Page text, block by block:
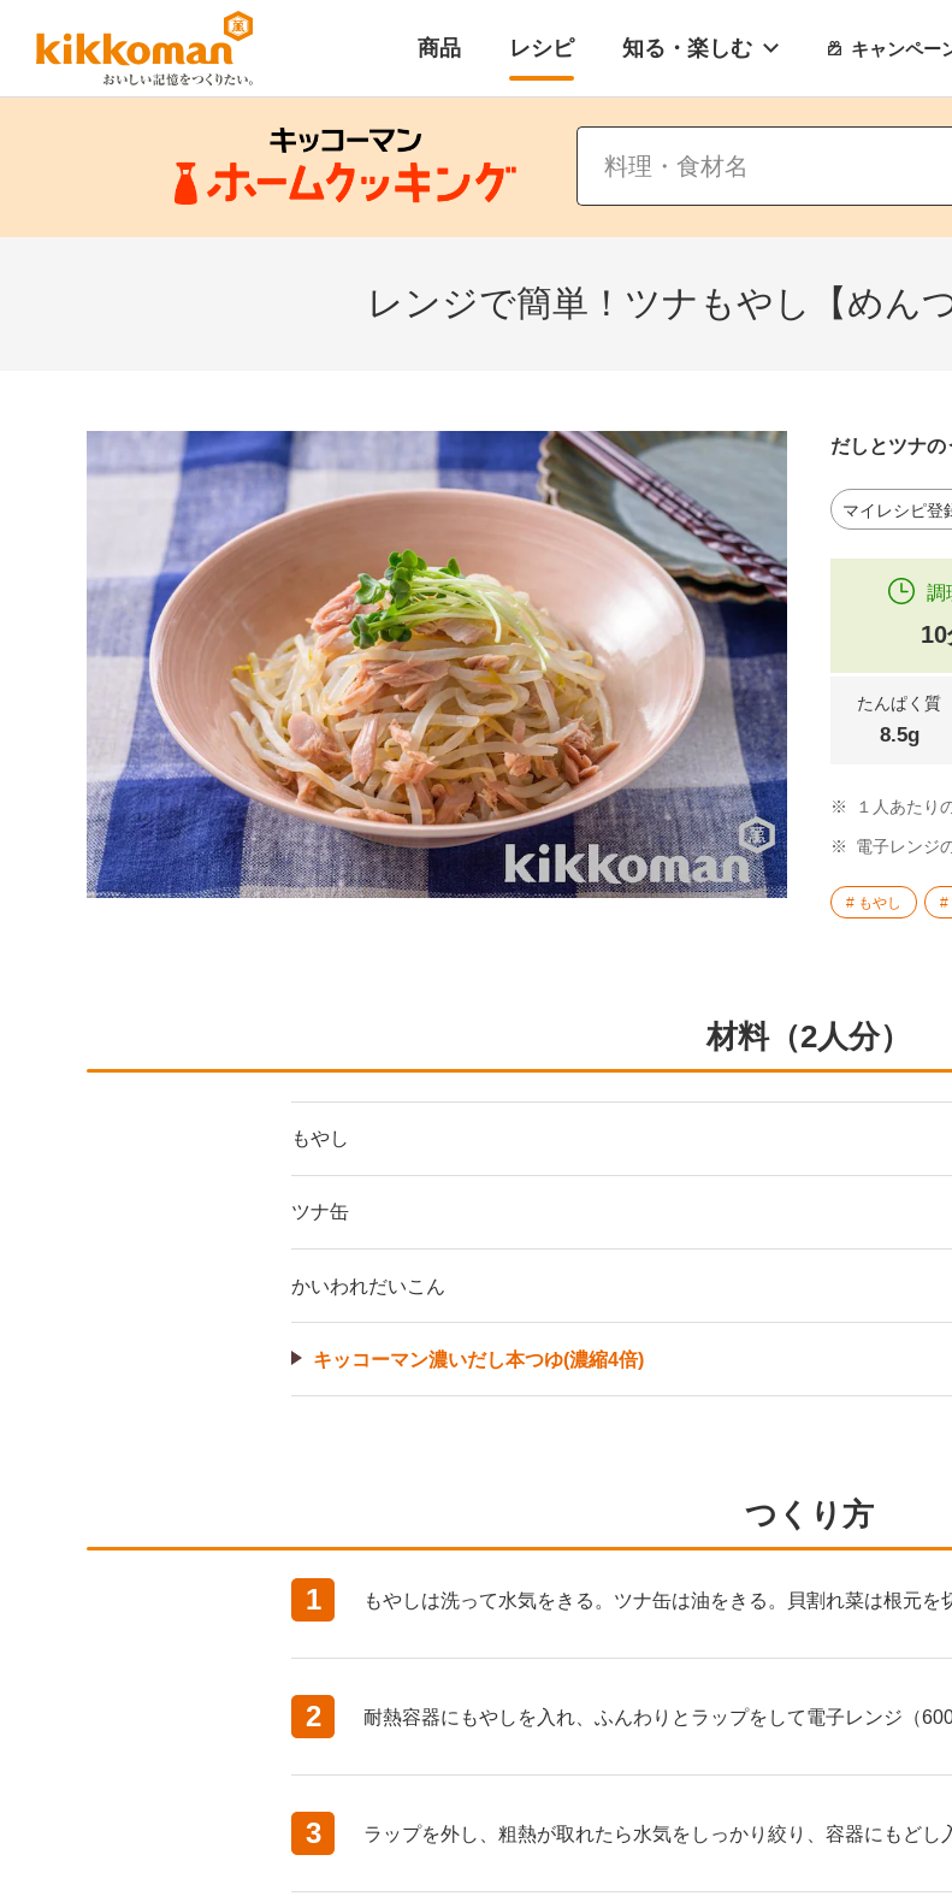
商品 レシピ 知る・楽しむ キャンペー
レンジで簡単！ツナもやし【めん
だしとツナ
マイレシピ登
調
たんぱく質
8.5g
※ １人あたり
※ 電子レンジ
もやし
材料（2人分）
もやし
ツナ缶
かいわれだいこん
キッコーマン濃いだし本つゆ(濃縮4倍)
つくり方
1 もやしは洗って水気をきる。ツナ缶は油をきる。貝割れ菜は根元を
2 耐熱容器にもやしを入れ、ふんわりとラップをして電子レンジ（
3 ラップを外し、粗熱が取れたら水気をしっかり絞り、容器にもどし